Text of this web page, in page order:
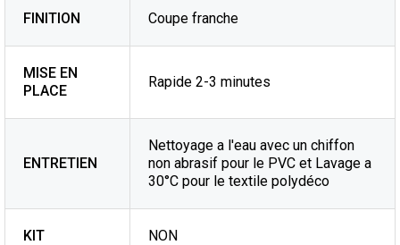
FINITION Coupe franche
MISE EN
PLACE
Rapide 2-3 minutes
ENTRETIEN
Nettoyage a l'eau avec un chiffon
non abrasif pour le PVC et Lavage a
30°C pour le textile polydéco
KIT NON